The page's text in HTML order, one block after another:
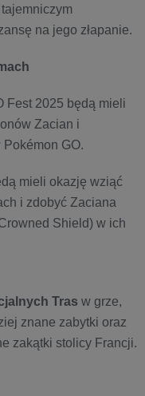
na jego złapanie.
Fest 2025 będą mieli
Zacian i
GO.
mieli okazję wziąć
i zdobyć Zaciana
Shield) w ich
Tras w grze,
znane zabytki oraz
zakątki stolicy Francji.